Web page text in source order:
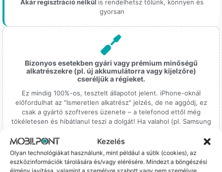
Kezelés
Olyan technológiákat használunk, mint például a sütik (cookies), az
eszközinformációk tárolására és/vagy elérésére. Mindezt a böngészési
Akár regisztráció nélkül is rendelhetsz tőlünk, könnyen és
gyorsan
Bizonyos esetekben gyári vagy prémium minőségű
alkatrészekre (pl. új akkumulátorra vagy kijelzőre)
cseréljük a régieket.
Ez mindig 100%-os, tesztelt állapotot jelent. iPhone-oknál
előfordulhat az "Ismeretlen alkatrész" jelzés, de ne aggódj, ez
csak a gyártó szoftveres üzenete – a telefonod ettől még
tökéletesen és hibátlanul teszi a dolgát! Ha valahol (pl. Samsung
termékleírásban külön jelezzük neked.